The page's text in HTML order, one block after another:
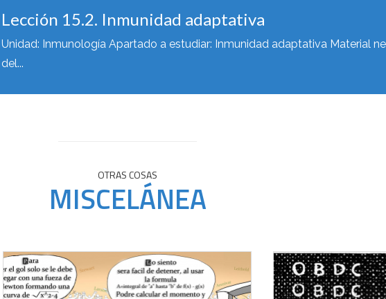
Lección 15.2. Inmunidad adaptativa
Unidad: Inmunología Apartado a estudiar: Inmunidad adaptativa Material
del...
Lección 15.1. Barreras defensivas
Unidad: Microbiología Apartado a estudiar: Microbiología aplicada y médica
[embed]https://youtu.be/P13qB7ba4UU[/embed] Material...
Unidad: Microbiología Apartado a estudiar: Formas acelulares El
Lección 14.1: La célula procariota
OTRAS COSAS
MISCELÁNEA